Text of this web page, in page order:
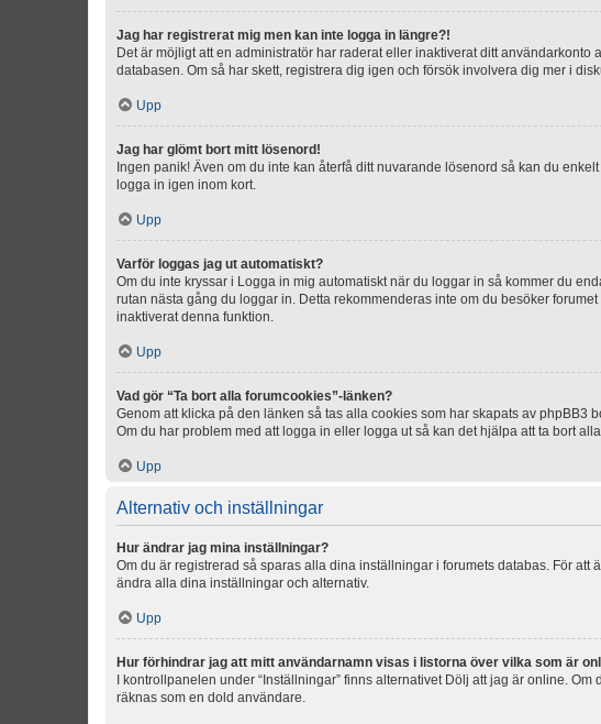
Jag har registrerat mig men kan inte logga in längre?!
Det är möjligt att en administratör har raderat eller inaktiverat ditt
databasen. Om så har skett, registrera dig igen och försök involvera dig mer i
Upp
Jag har glömt bort mitt lösenord!
Ingen panik! Även om du inte kan återfå ditt nuvarande lösenord så kan du
logga in igen inom kort.
Upp
Varför loggas jag ut automatiskt?
Om du inte kryssar i Logga in mig automatiskt när du loggar in så kommer du
rutan nästa gång du loggar in. Detta rekommenderas inte om du besöker
inaktiverat denna funktion.
Upp
Vad gör “Ta bort alla forumcookies”-länken?
Genom att klicka på den länken så tas alla cookies som har skapats av
Om du har problem med att logga in eller logga ut så kan det hjälpa att ta bort
Upp
Alternativ och inställningar
Hur ändrar jag mina inställningar?
Om du är registrerad så sparas alla dina inställningar i forumets databas. För
ändra alla dina inställningar och alternativ.
Upp
Hur förhindrar jag att mitt användarnamn visas i listorna över vilka som är
I kontrollpanelen under “Inställningar” finns alternativet Dölj att jag är online.
räknas som en dold användare.